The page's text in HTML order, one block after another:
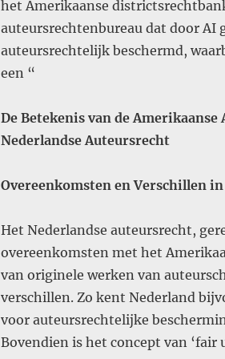
het Amerikaanse
auteursrechtenbureau dat door AI
auteursrechtelijk beschermd,
een “
De Betekenis van de
Nederlandse Auteursrecht
Overeenkomsten en Verschillen
Het Nederlandse auteursrecht,
overeenkomsten met het
van originele werken van
verschillen. Zo kent Nederland
voor auteursrechtelijke
Bovendien is het concept van ‘fair